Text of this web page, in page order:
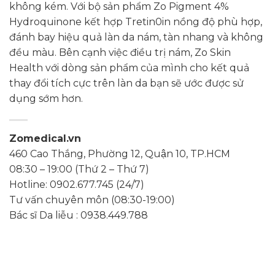
không kém. Với bộ sản phẩm Zo Pigment 4%
Hydroquinone kết hợp Tretin0in nồng độ phù hợp,
đánh bay hiệu quả làn da nám, tàn nhang và không
đều màu. Bên cạnh việc điều trị nám, Zo Skin
Health với dòng sản phẩm của mình cho kết quả
thay đổi tích cực trên làn da bạn sẽ ước được sử
dụng sớm hơn.
Zomedical.vn
460 Cao Thắng, Phường 12, Quận 10, TP.HCM
08:30 – 19:00 (Thứ 2 – Thứ 7)
Hotline: 0902.677.745 (24/7)
Tư vấn chuyên môn (08:30-19:00)
Bác sĩ Da liễu : 0938.449.788